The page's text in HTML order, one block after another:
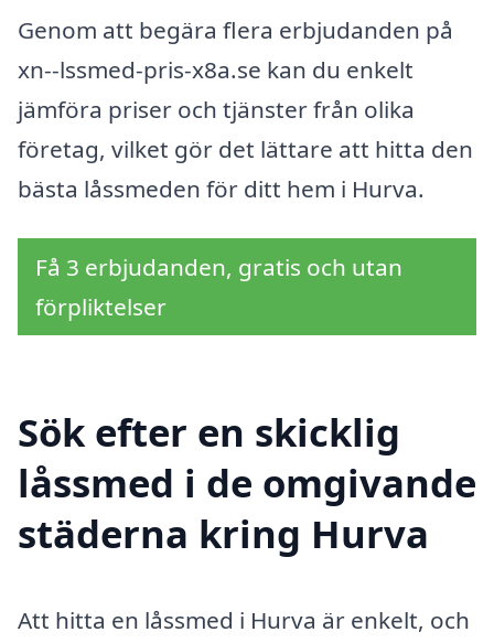
Genom att begära flera erbjudanden på
xn--lssmed-pris-x8a.se kan du enkelt
jämföra priser och tjänster från olika
företag, vilket gör det lättare att hitta den
bästa låssmeden för ditt hem i Hurva.
Få 3 erbjudanden, gratis och utan
förpliktelser
Sök efter en skicklig
låssmed i de omgivande
städerna kring Hurva
Att hitta en låssmed i Hurva är enkelt, och